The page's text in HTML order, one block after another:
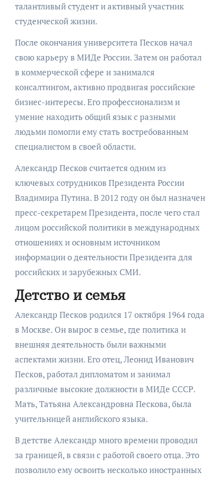
талантливый студент и активный участник
студенческой жизни.
После окончания университета Песков начал
свою карьеру в МИДе России. Затем он работал
в коммерческой сфере и занимался
консалтингом, активно продвигая российские
бизнес-интересы. Его профессионализм и
умение находить общий язык с разными
людьми помогли ему стать востребованным
специалистом в своей области.
Александр Песков считается одним из
ключевых сотрудников Президента России
Владимира Путина. В 2012 году он был назначен
пресс-секретарем Президента, после чего стал
лицом российской политики в международных
отношениях и основным источником
информации о деятельности Президента для
российских и зарубежных СМИ.
Детство и семья
Александр Песков родился 17 октября 1964 года
в Москве. Он вырос в семье, где политика и
внешняя деятельность были важными
аспектами жизни. Его отец, Леонид Иванович
Песков, работал дипломатом и занимал
различные высокие должности в МИДе СССР.
Мать, Татьяна Александровна Пескова, была
учительницей английского языка.
В детстве Александр много времени проводил
за границей, в связи с работой своего отца. Это
позволило ему освоить несколько иностранных